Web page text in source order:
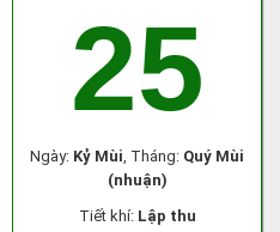
25
Ngày: Kỷ Mùi, Tháng: Quý Mùi
(nhuận)
Tiết khí: Lập thu